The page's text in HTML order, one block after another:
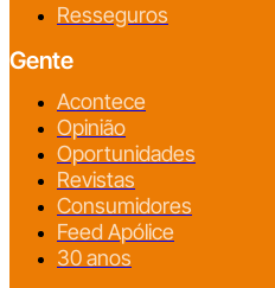
Resseguros
Gente
Acontece
Opinião
Oportunidades
Revistas
Consumidores
Feed Apólice
30 anos